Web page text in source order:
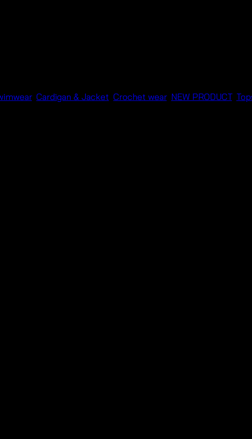
, Cardigan & Jacket Crochet wear, NEW PRODUCT,